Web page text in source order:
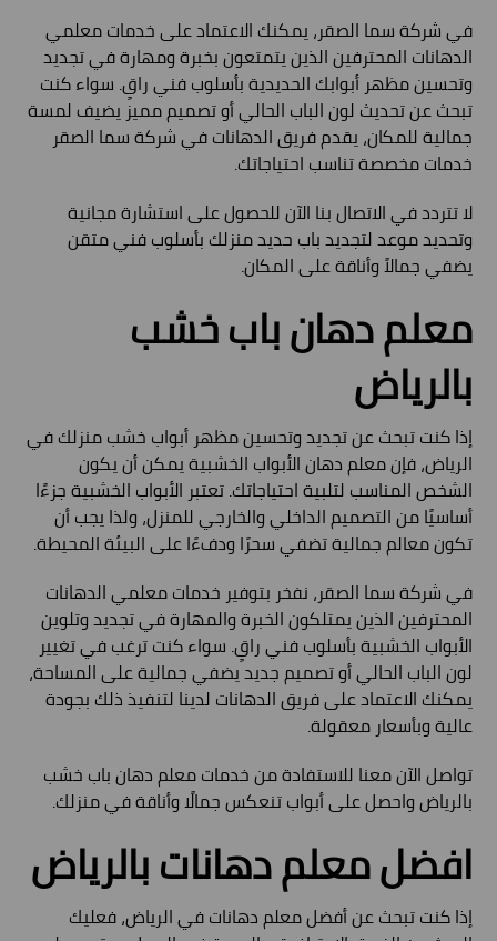
في شركة سما الصقر، يمكنك الاعتماد على خدمات معلمي
الدهانات المحترفين الذين يتمتعون بخبرة ومهارة في تجديد
وتحسين مظهر أبوابك الحديدية بأسلوب فني راقٍ. سواء كنت
تبحث عن تحديث لون الباب الحالي أو تصميم مميز يضيف لمسة
جمالية للمكان، يقدم فريق الدهانات في شركة سما الصقر
خدمات مخصصة تناسب احتياجاتك.
لا تتردد في الاتصال بنا الآن للحصول على استشارة مجانية
وتحديد موعد لتجديد باب حديد منزلك بأسلوب فني متقن
يضفي جمالاً وأناقة على المكان.
معلم دهان باب خشب
بالرياض
إذا كنت تبحث عن تجديد وتحسين مظهر أبواب خشب منزلك في
الرياض، فإن معلم دهان الأبواب الخشبية يمكن أن يكون
الشخص المناسب لتلبية احتياجاتك. تعتبر الأبواب الخشبية جزءًا
أساسيًا من التصميم الداخلي والخارجي للمنزل، ولذا يجب أن
تكون معالم جمالية تضفي سحرًا ودفءًا على البيئة المحيطة.
في شركة سما الصقر، نفخر بتوفير خدمات معلمي الدهانات
المحترفين الذين يمتلكون الخبرة والمهارة في تجديد وتلوين
الأبواب الخشبية بأسلوب فني راقٍ. سواء كنت ترغب في تغيير
لون الباب الحالي أو تصميم جديد يضفي جمالية على المساحة،
يمكنك الاعتماد على فريق الدهانات لدينا لتنفيذ ذلك بجودة
عالية وبأسعار معقولة.
تواصل الآن معنا للاستفادة من خدمات معلم دهان باب خشب
بالرياض واحصل على أبواب تنعكس جمالًا وأناقة في منزلك.
افضل معلم دهانات بالرياض
إذا كنت تبحث عن أفضل معلم دهانات في الرياض، فعليك